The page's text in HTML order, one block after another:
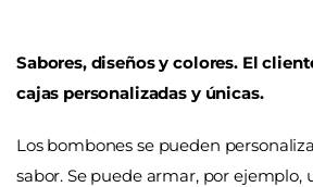
Sabores, diseños y colores. El
cajas personalizadas y únicas.
Los bombones se pueden
sabor. Se puede armar, por ejemplo,